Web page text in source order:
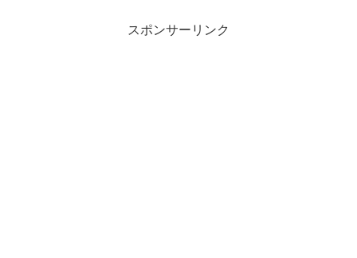
スポンサーリンク